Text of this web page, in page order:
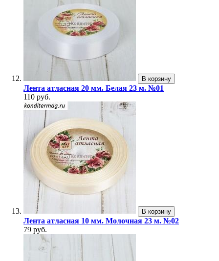
В корзину
Лента атласная 20 мм. Белая 23 м. №01
110 руб.
В корзину
Лента атласная 10 мм. Молочная 23 м. №02
79 руб.